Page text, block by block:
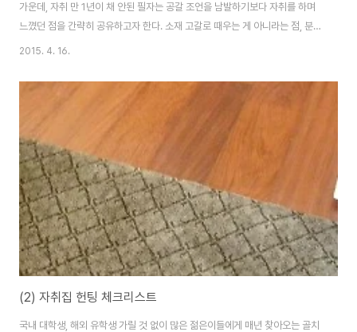
가운데, 자취 만 1년이 채 안된 필자는 공갈 조언을 남발하기보다 자취를 하며
느꼈던 점을 간략히 공유하고자 한다. 소재 고갈로 때우는 게 아니라는 점, 분명
히 밝힌다. 1. 필자는 1년간 기숙사에 살다 자취방을 구해 나왔다. 이사하고 첫
느낀다. 필자는 캠퍼스에서 5분거리 기숙사 동, 그것도 가장 가까운 건물에 살
지 않는 기적을 자주 이뤄내곤 했다. 다만 문제는, 이사 후에도 버릇을 못 고치
는 중이다. 필자는 그래도 캠퍼스 근처, 걸어서 15분 정도 거리에 집을 얻었는
데, 유독..
2015. 4. 16.
(2) 자취집 헌팅 체크리스트
국내 대학생, 해외 유학생 가릴 것 없이 많은 젊은이들에게 매년 찾아오는 골치